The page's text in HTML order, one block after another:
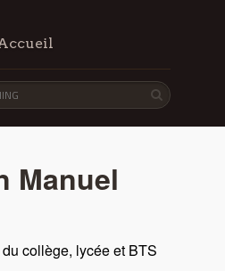
Manuel
collège, lycée et BTS